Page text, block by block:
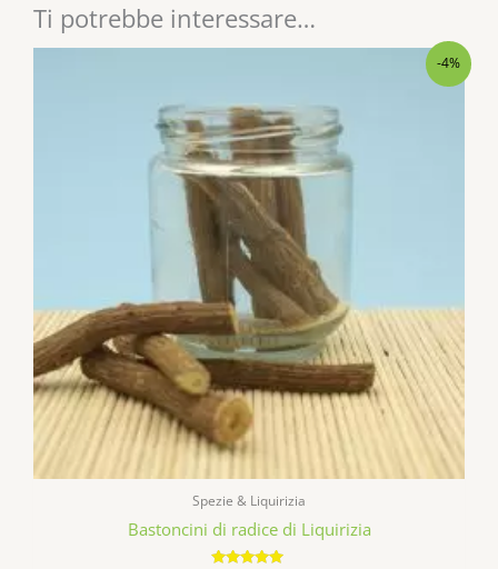
Ti potrebbe interessare…
-4%
Spezie & Liquirizia
Bastoncini di radice di Liquirizia